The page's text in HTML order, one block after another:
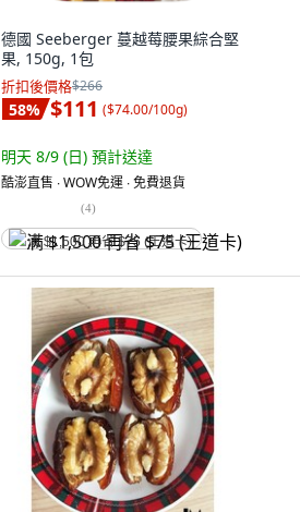
德國 Seeberger 蔓越莓腰果綜合堅
果, 150g, 1包
折扣後價格$266
58% $111 ($74.00/100g)
明天 8/9 (日) 預計送達
酷澎直售 ∙ WOW免運 ∙ 免費退貨
(4)
满 $1,500 再省 $75 (王道卡)